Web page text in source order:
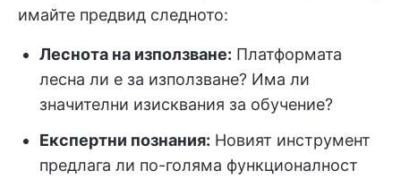
имайте предвид следното:
Леснота на използване: Платформата
лесна ли е за използване? Има ли
значителни изисквания за обучение?
Експертни познания: Новият инструмент
предлага ли по-голяма функционалност